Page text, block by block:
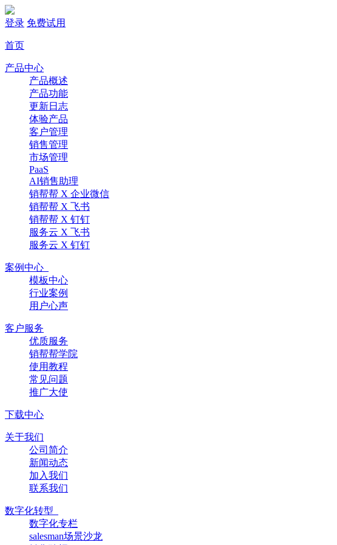
登录 免费试用
首页
产品中心
产品概述
产品功能
更新日志
体验产品
客户管理
销售管理
市场管理
PaaS
AI销售助理
销帮帮 X 企业微信
销帮帮 X 飞书
销帮帮 X 钉钉
服务云 X 飞书
服务云 X 钉钉
案例中心
模板中心
行业案例
用户心声
客户服务
优质服务
销帮帮学院
使用教程
常见问题
推广大使
下载中心
关于我们
公司简介
新闻动态
加入我们
联系我们
数字化转型
数字化专栏
salesman场景沙龙